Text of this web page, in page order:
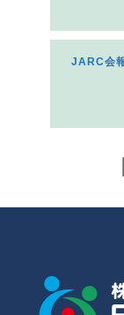
JARC会